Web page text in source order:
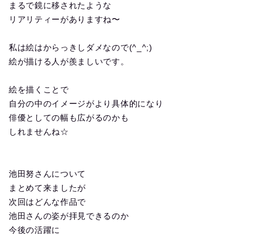
まるで鏡に移されたような
リアリティーがありますね〜
私は絵はからっきしダメなので(^_^;)
絵が描ける人が羨ましいです。
絵を描くことで
自分の中のイメージがより具体的になり
俳優としての幅も広がるのかも
しれませんね☆
池田努さんについて
まとめて来ましたが
次回はどんな作品で
池田さんの姿が拝見できるのか
今後の活躍に